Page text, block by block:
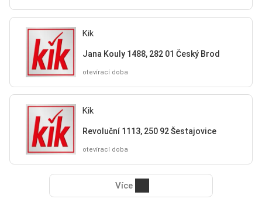
Kik
Jana Kouly 1488, 282 01 Český Brod
otevírací doba
Kik
Revoluční 1113, 250 92 Šestajovice
otevírací doba
Více